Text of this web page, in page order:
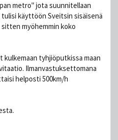
metro" jota suunnitellaan
käyttöön Sveitsin sisäisenä
myöhemmin koko
kulkemaan tyhjiöputkissa maan
Ilmanvastuksettomana
helposti 500km/h